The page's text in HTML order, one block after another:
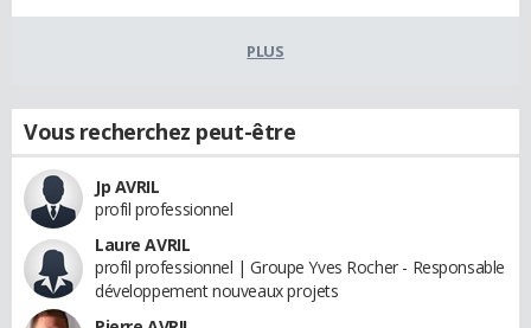
PLUS
Vous recherchez peut-être
Jp AVRIL
profil professionnel
Laure AVRIL
profil professionnel | Groupe Yves Rocher - Responsable
développement nouveaux projets